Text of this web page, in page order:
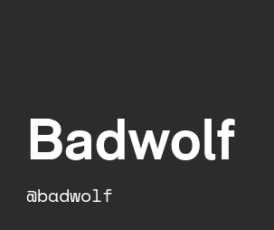
Badwolf
@badwolf